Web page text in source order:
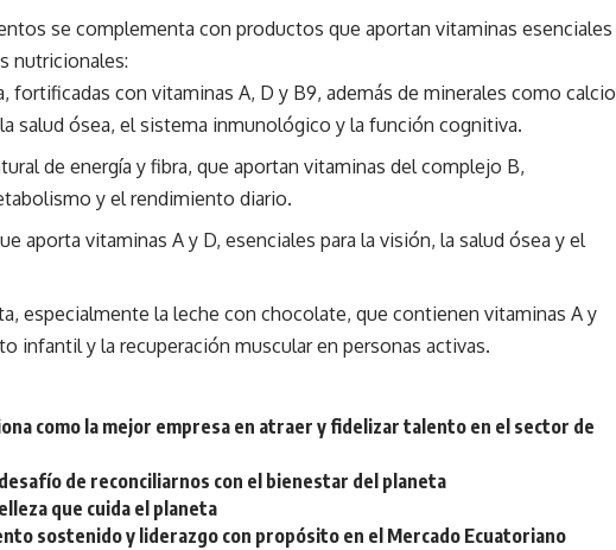
se complementa con productos que aportan vitaminas esenciales
nutricionales:
fortificadas con vitaminas A, D y B9, además de minerales como calcio
salud ósea, el sistema inmunológico y la función cognitiva.
de energía y fibra, que aportan vitaminas del complejo B,
y el rendimiento diario.
aporta vitaminas A y D, esenciales para la visión, la salud ósea y el
especialmente la leche con chocolate, que contienen vitaminas A y
infantil y la recuperación muscular en personas activas.
como la mejor empresa en atraer y fidelizar talento en el sector de
de reconciliarnos con el bienestar del planeta
que cuida el planeta
sostenido y liderazgo con propósito en el Mercado Ecuatoriano